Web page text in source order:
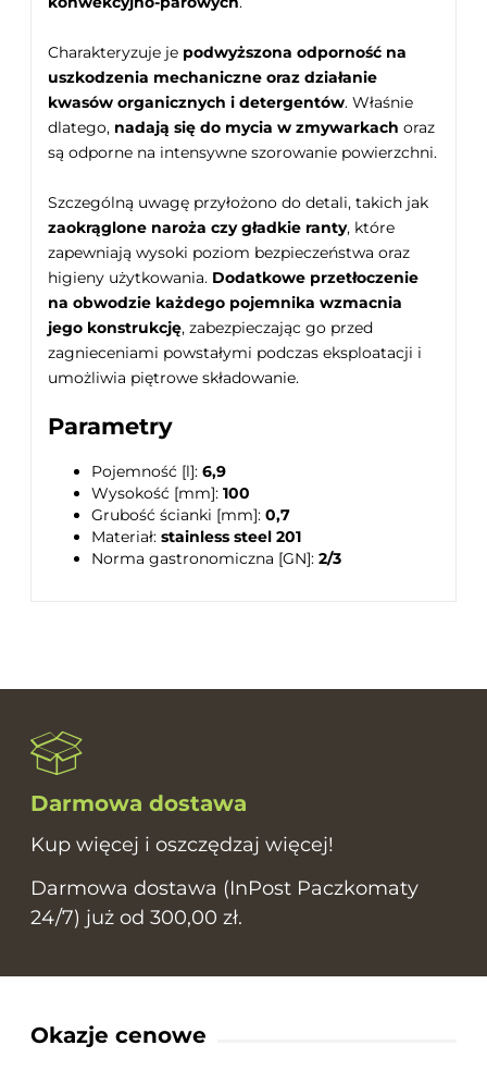
Charakteryzuje je podwyższona odporność na
uszkodzenia mechaniczne oraz działanie
kwasów organicznych i detergentów. Właśnie
dlatego, nadają się do mycia w zmywarkach oraz
są odporne na intensywne szorowanie powierzchni.
Szczególną uwagę przyłożono do detali, takich jak
zaokrąglone naroża czy gładkie ranty, które
zapewniają wysoki poziom bezpieczeństwa oraz
higieny użytkowania. Dodatkowe przetłoczenie
na obwodzie każdego pojemnika wzmacnia
jego konstrukcję, zabezpieczając go przed
zagnieceniami powstałymi podczas eksploatacji i
umożliwia piętrowe składowanie.
Parametry
Pojemność [l]: 6,9
Wysokość [mm]: 100
Grubość ścianki [mm]: 0,7
Materiał: stainless steel 201
Norma gastronomiczna [GN]: 2/3
Darmowa dostawa
Kup więcej i oszczędzaj więcej!
Darmowa dostawa (InPost Paczkomaty
24/7) już od 300,00 zł.
Okazje cenowe